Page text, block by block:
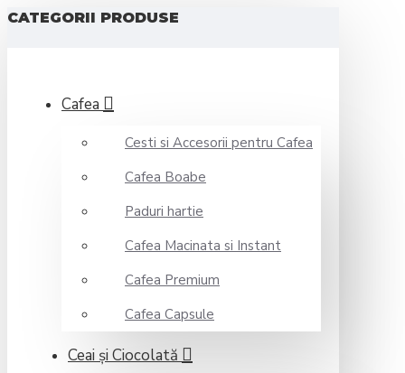
CATEGORII PRODUSE
Cafea
Cesti si Accesorii pentru Cafea
Cafea Boabe
Paduri hartie
Cafea Macinata si Instant
Cafea Premium
Cafea Capsule
Ceai şi Ciocolată